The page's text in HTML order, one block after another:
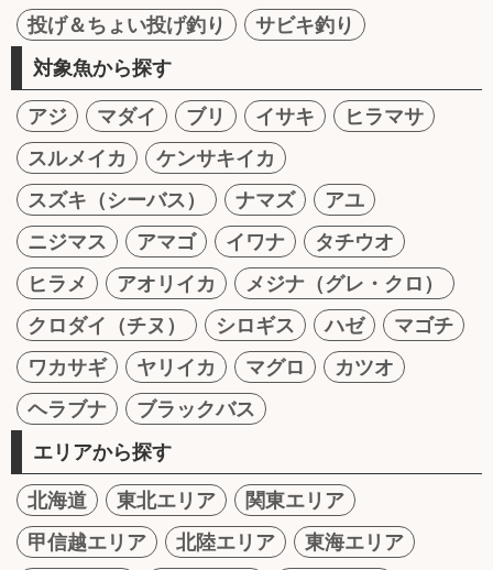
投げ＆ちょい投げ釣り
サビキ釣り
対象魚から探す
アジ マダイ ブリ イサキ
ヒラマサ
スルメイカ
ケンサキイカ
スズキ（シーバス）
ナマズ
アユ
ニジマス
アマゴ イワナ
タチウオ
ヒラメ
アオリイカ
メジナ（グレ・クロ）
クロダイ（チヌ）
シロギス ハゼ
マゴチ
ワカサギ
ヤリイカ マグロ
カツオ
ヘラブナ
ブラックバス
エリアから探す
北海道 東北エリア
関東エリア
甲信越エリア
北陸エリア
東海エリア